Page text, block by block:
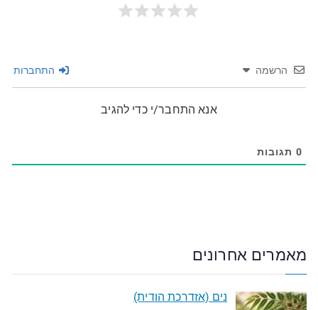
הרשמה התחברות
אנא התחבר/י כדי להגיב
0 תגובות
מאמרים אחרונים
נים (אזדרכת הודית)